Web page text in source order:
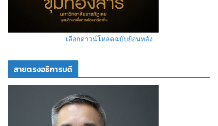
เลือกดาวน์โหลดฉบับย้อนหลัง
สายตรงอธิการบดี